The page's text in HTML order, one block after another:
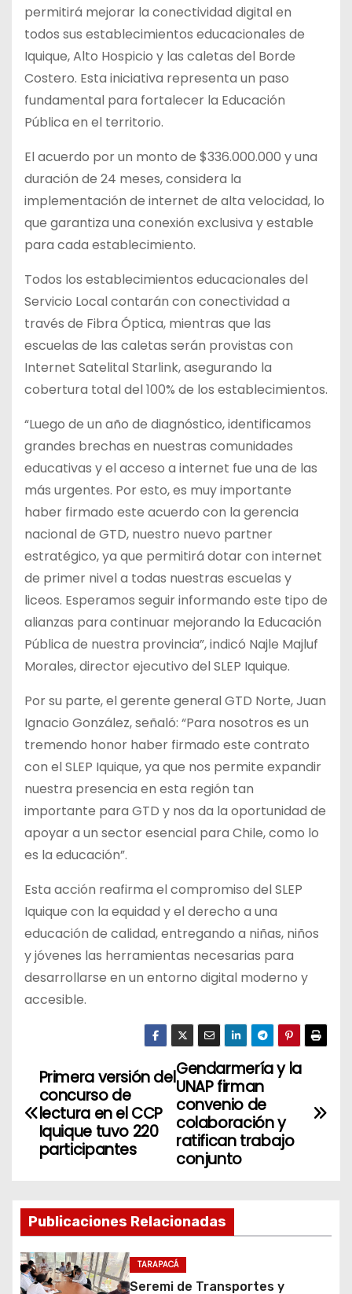
permitirá mejorar la conectividad digital en
todos sus establecimientos educacionales de
Iquique, Alto Hospicio y las caletas del Borde
Costero. Esta iniciativa representa un paso
fundamental para fortalecer la Educación
Pública en el territorio.
El acuerdo por un monto de $336.000.000 y una
duración de 24 meses, considera la
implementación de internet de alta velocidad, lo
que garantiza una conexión exclusiva y estable
para cada establecimiento.
Todos los establecimientos educacionales del
Servicio Local contarán con conectividad a
través de Fibra Óptica, mientras que las
escuelas de las caletas serán provistas con
Internet Satelital Starlink, asegurando la
cobertura total del 100% de los establecimientos.
“Luego de un año de diagnóstico, identificamos
grandes brechas en nuestras comunidades
educativas y el acceso a internet fue una de las
más urgentes. Por esto, es muy importante
haber firmado este acuerdo con la gerencia
nacional de GTD, nuestro nuevo partner
estratégico, ya que permitirá dotar con internet
de primer nivel a todas nuestras escuelas y
liceos. Esperamos seguir informando este tipo de
alianzas para continuar mejorando la Educación
Pública de nuestra provincia”, indicó Najle Majluf
Morales, director ejecutivo del SLEP Iquique.
Por su parte, el gerente general GTD Norte, Juan
Ignacio González, señaló: “Para nosotros es un
tremendo honor haber firmado este contrato
con el SLEP Iquique, ya que nos permite expandir
nuestra presencia en esta región tan
importante para GTD y nos da la oportunidad de
apoyar a un sector esencial para Chile, como lo
es la educación”.
Esta acción reafirma el compromiso del SLEP
Iquique con la equidad y el derecho a una
educación de calidad, entregando a niñas, niños
y jóvenes las herramientas necesarias para
desarrollarse en un entorno digital moderno y
accesible.
N
a
g
a
c
Gendarmería y la
UNAP firman
convenio de
colaboración y
ratifican trabajo
conjunto
Primera versión del
concurso de
lectura en el CCP
Iquique tuvo 220
participantes
Publicaciones Relacionadas
TARAPACÁ
Seremi de Transportes y